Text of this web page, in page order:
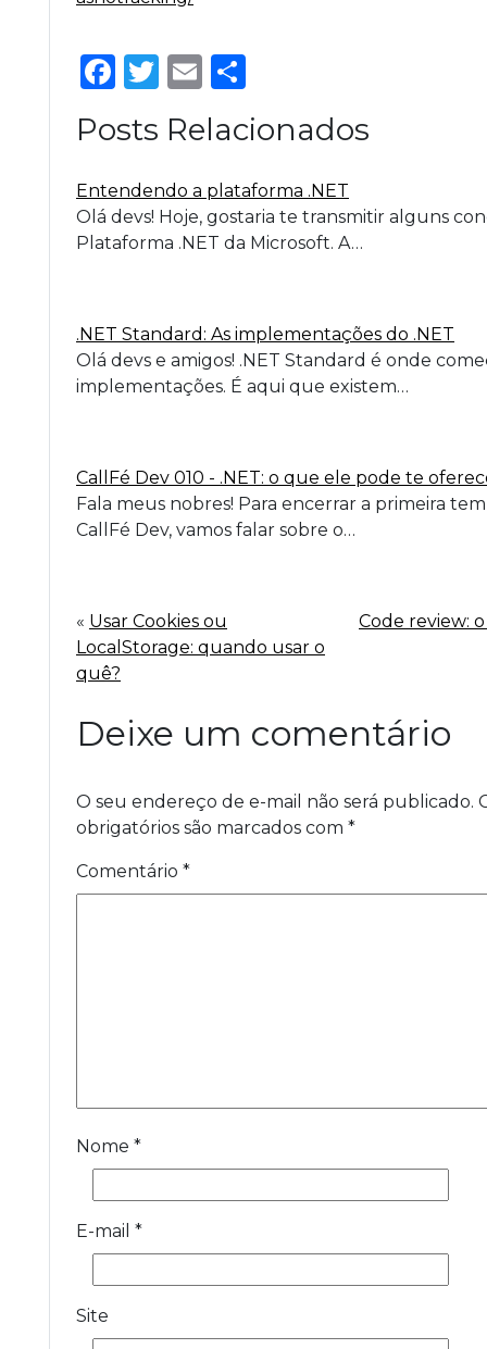
Facebook
Twitter
Email
Posts Relacionados
Entendendo a plataforma .NET
Olá devs! Hoje, gostaria te transmitir alguns
Plataforma .NET da Microsoft. A…
.NET Standard: As implementações do .NET
Olá devs e amigos! .NET Standard é onde
implementações. É aqui que existem…
CallFé Dev 010 - .NET: o que ele pode te
Fala meus nobres! Para encerrar a primeira
CallFé Dev, vamos falar sobre o…
« Usar Cookies ou
LocalStorage: quando usar o
quê?
Code review:
Deixe um comentário
O seu endereço de e-mail não será publicado.
obrigatórios são marcados com *
Comentário *
Nome *
E-mail *
Site